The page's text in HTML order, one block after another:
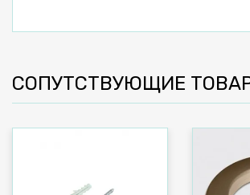
СОПУТСТВУЮЩИЕ